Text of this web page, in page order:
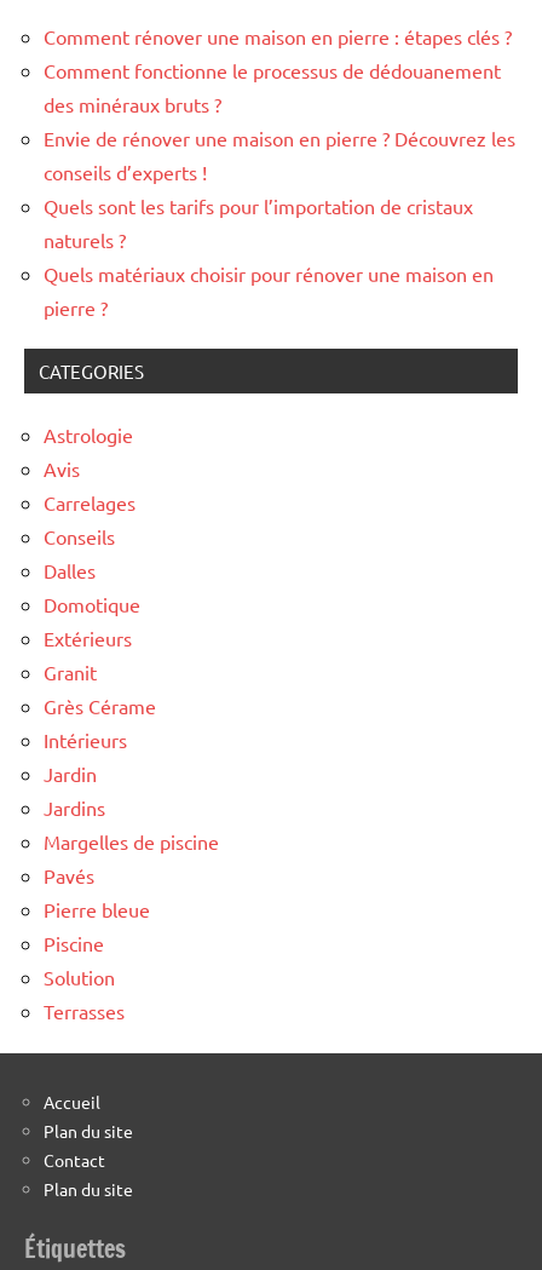
Comment rénover une maison en pierre : étapes clés ?
Comment fonctionne le processus de dédouanement
des minéraux bruts ?
Envie de rénover une maison en pierre ? Découvrez les
conseils d’experts !
Quels sont les tarifs pour l’importation de cristaux
naturels ?
Quels matériaux choisir pour rénover une maison en
pierre ?
CATEGORIES
Astrologie
Avis
Carrelages
Conseils
Dalles
Domotique
Extérieurs
Granit
Grès Cérame
Intérieurs
Jardin
Jardins
Margelles de piscine
Pavés
Pierre bleue
Piscine
Solution
Terrasses
Accueil
Plan du site
Contact
Plan du site
Étiquettes